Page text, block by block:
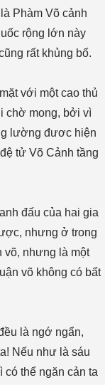
Phàm Võ cảnh
rộng lớn này
rất khủng bố.
với một cao thủ
chờ mong, bởi vì
lường đươc hiện
tử Võ Cảnh tầng
đấu của hai gia
nhưng ở trong
võ, nhưng là một
võ không có bất
là ngớ ngẩn,
Nếu như là sáu
có thể ngăn cản ta